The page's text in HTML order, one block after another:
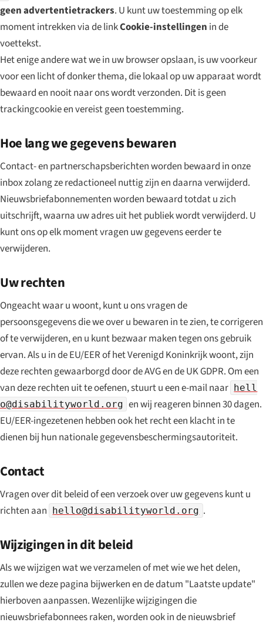
geen advertentietrackers. U kunt uw toestemming op elk
moment intrekken via de linkCookie-instellingen in de
voettekst.
Het enige andere wat we in uw browser opslaan, is uw voorkeur
voor een licht of donker thema, die lokaal op uw apparaat wordt
bewaard en nooit naar ons wordt verzonden. Dit is geen
trackingcookie en vereist geen toestemming.
Hoe lang we gegevens bewaren
Contact- en partnerschapsberichten worden bewaard in onze
inbox zolang ze redactioneel nuttig zijn en daarna verwijderd.
Nieuwsbriefabonnementen worden bewaard totdat u zich
uitschrijft, waarna uw adres uit het publiek wordt verwijderd. U
kunt ons op elk moment vragen uw gegevens eerder te
verwijderen.
Uw rechten
Ongeacht waar u woont, kunt u ons vragen de
persoonsgegevens die we over u bewaren in te zien, te corrigeren
of te verwijderen, en u kunt bezwaar maken tegen ons gebruik
ervan. Als u in de EU/EER of het Verenigd Koninkrijk woont, zijn
deze rechten gewaarborgd door de AVG en de UK GDPR. Om een
van deze rechten uit te oefenen, stuurt u een e-mail naar hell
o@disabilityworld.org en wij reageren binnen 30 dagen.
EU/EER-ingezetenen hebben ook het recht een klacht in te
dienen bij hun nationale gegevensbeschermingsautoriteit.
Contact
Vragen over dit beleid of een verzoek over uw gegevens kunt u
richten aan hello@disabilityworld.org .
Wijzigingen in dit beleid
Als we wijzigen wat we verzamelen of met wie we het delen,
zullen we deze pagina bijwerken en de datum "Laatste update"
hierboven aanpassen. Wezenlijke wijzigingen die
nieuwsbriefabonnees raken, worden ook in de nieuwsbrief